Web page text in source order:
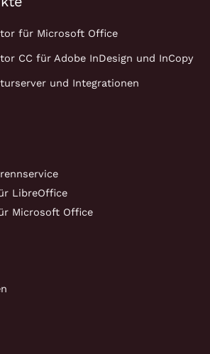
für Microsoft Office
CC für Adobe InDesign und InCopy
und Integrationen
LibreOffice
Microsoft Office